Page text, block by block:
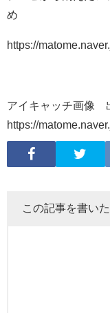
め
https://
アイキャッチ画像
https://
この記事を書いた